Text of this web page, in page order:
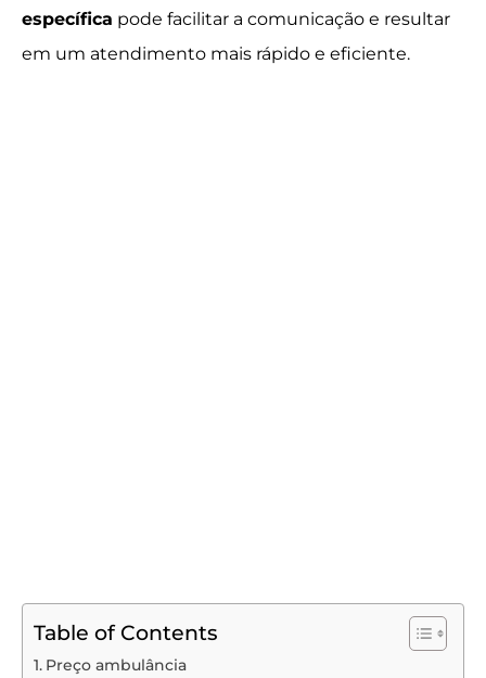
específica pode facilitar a comunicação e resultar
em um atendimento mais rápido e eficiente.
Table of Contents
Preço ambulância